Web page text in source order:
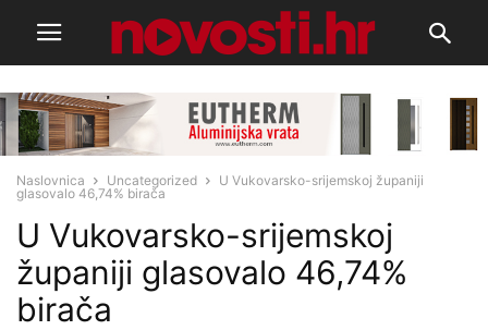
Naslovnica Uncategorized
U Vukovarsko-srijemskoj županiji
glasovalo 46,74% birača
U Vukovarsko-srijemskoj
županiji glasovalo 46,74%
birača